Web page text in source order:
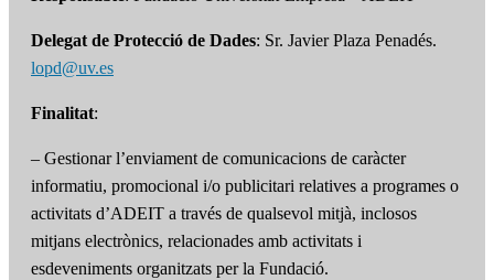
Delegat de Protecció de Dades: Sr. Javier Plaza Penadés.
lopd@uv.es
Finalitat:
– Gestionar l’enviament de comunicacions de caràcter
informatiu, promocional i/o publicitari relatives a programes o
activitats d’ADEIT a través de qualsevol mitjà, inclosos
mitjans electrònics, relacionades amb activitats i
esdeveniments organitzats per la Fundació.